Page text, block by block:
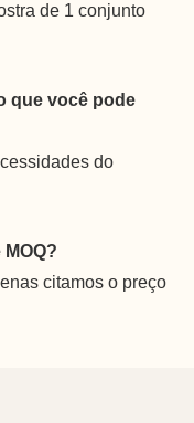
de 1 conjunto
que você pode
do
citamos o preço